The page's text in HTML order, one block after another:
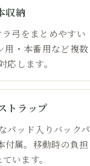
収納
弓をまとめやすい
用・本番用など複数
応します。
トラップ
パッド入りバックパ
付属。移動時の負担
います。